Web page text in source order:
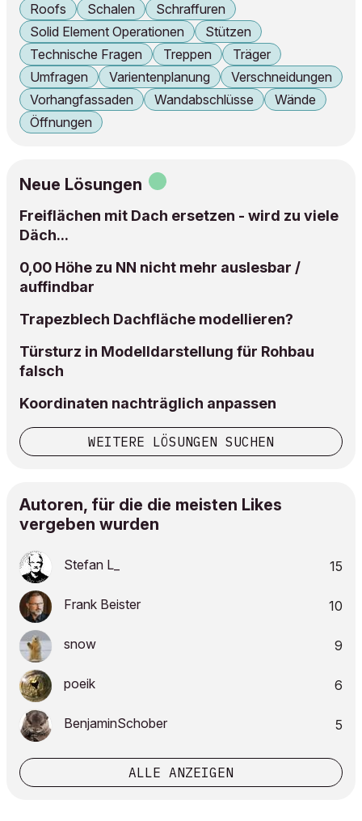
Roofs
Schalen
Schraffuren
Solid Element Operationen
Stützen
Technische Fragen
Treppen
Träger
Umfragen
Varientenplanung
Verschneidungen
Vorhangfassaden
Wandabschlüsse
Wände
Öffnungen
Neue Lösungen
Freiflächen mit Dach ersetzen - wird zu viele
Däch...
0,00 Höhe zu NN nicht mehr auslesbar /
auffindbar
Trapezblech Dachfläche modellieren?
Türsturz in Modelldarstellung für Rohbau
falsch
Koordinaten nachträglich anpassen
WEITERE LÖSUNGEN SUCHEN
Autoren, für die die meisten Likes
vergeben wurden
Stefan L_ 15
Frank Beister 10
snow 9
poeik 6
BenjaminSchober 5
ALLE ANZEIGEN